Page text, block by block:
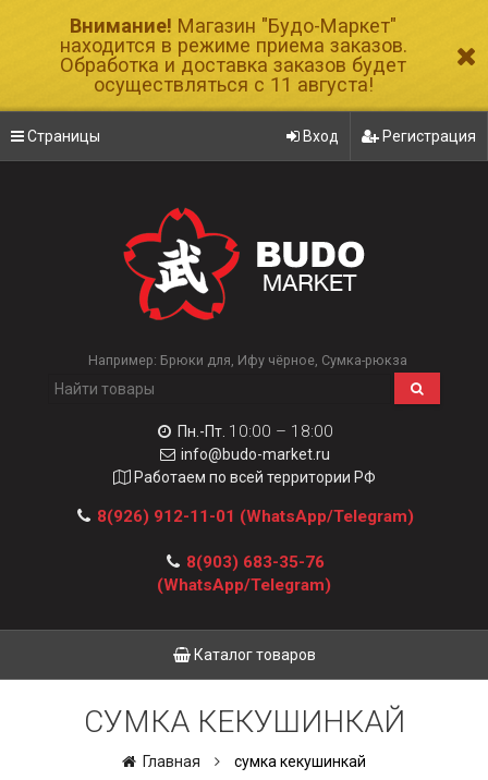
Внимание! Магазин "Будо-Маркет"
находится в режиме приема заказов.
Обработка и доставка заказов будет
осуществляться с 11 августа!
Страницы Вход Регистрация
Например: Брюки для Ифу чёрное Сумка-рюкза
Пн.-Пт. 10:00 – 18:00
info@budo-market.ru
Работаем по всей территории РФ
8(926) 912-11-01 (WhatsApp/Telegram)
8(903) 683-35-76
(WhatsApp/Telegram)
Каталог товаров
СУМКА КЕКУШИНКАЙ
Главная сумка кекушинкай